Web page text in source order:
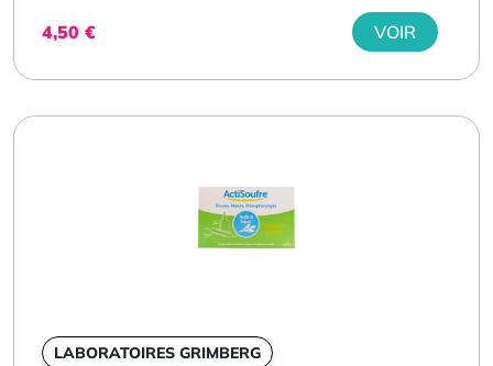
4,50 € VOIR
LABORATOIRES GRIMBERG